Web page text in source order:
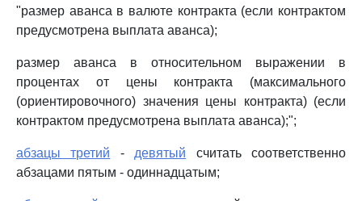
"размер аванса в валюте контракта (если контрактом
предусмотрена выплата аванса);
размер аванса в относительном выражении в
процентах от цены контракта (максимального
(ориентировочного) значения цены контракта) (если
контрактом предусмотрена выплата аванса);";
абзацы третий - девятый считать соответственно
абзацами пятым - одиннадцатым;